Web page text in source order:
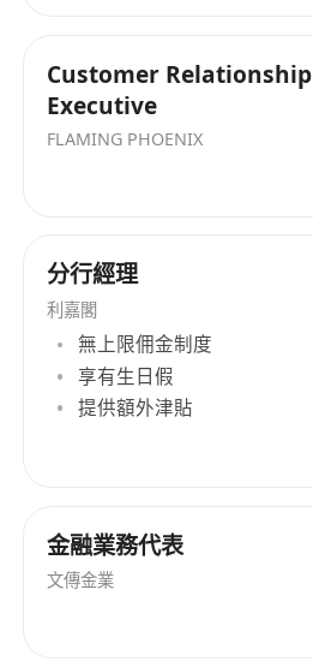
Customer Relationship
Executive
FLAMING PHOENIX
分行經理
利嘉閣
無上限佣金制度
享有生日假
提供額外津貼
金融業務代表
文傳金業